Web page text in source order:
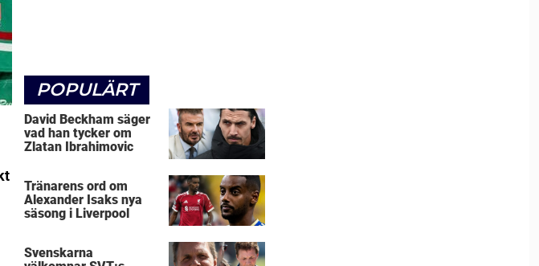
POPULÄRT
David Beckham säger
vad han tycker om
Zlatan Ibrahimovic
Tränarens ord om
Alexander Isaks nya
säsong i Liverpool
Svenskarna